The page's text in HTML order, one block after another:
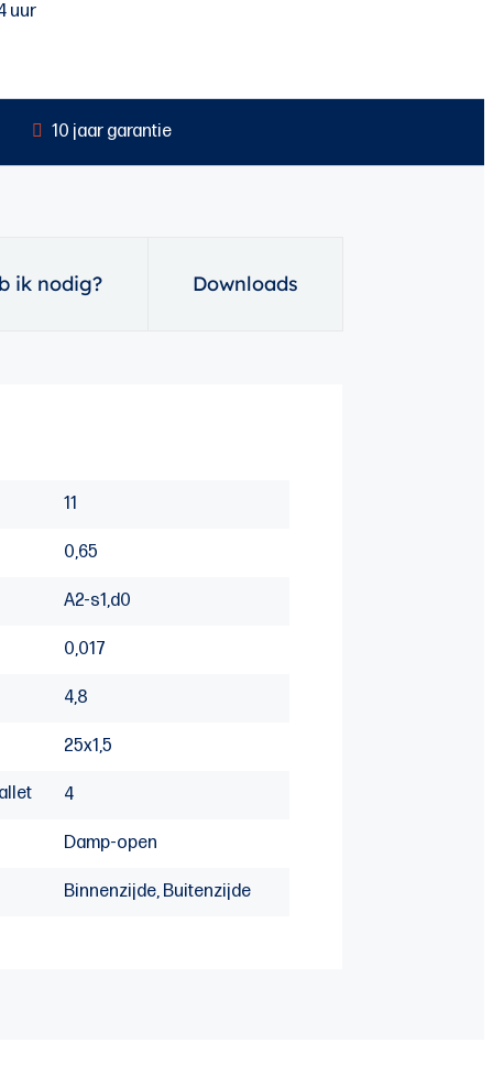
uur
10 jaar garantie
ik nodig? Downloads
11
0,65
A2-s1,d0
0,017
4,8
25x1,5
4
Damp-open
Binnenzijde, Buitenzijde